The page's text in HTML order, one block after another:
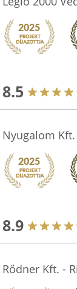
8.5
Nyugalom Kft.
8.9
Rődner Kft. -